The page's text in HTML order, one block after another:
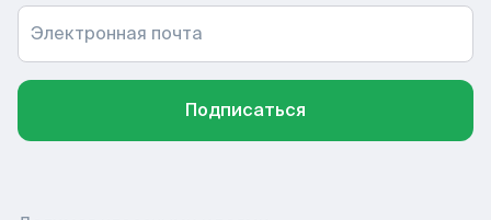
Электронная почта
Подписаться